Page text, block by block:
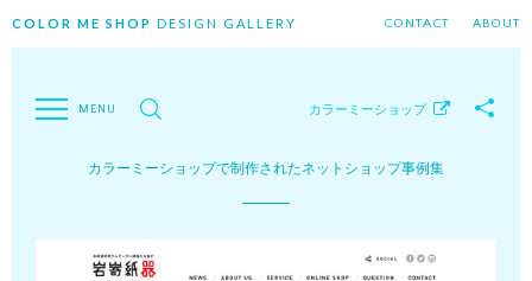
COLOR ME SHOP DESIGN GALLERY CONTACT ABOUT
カラーミーショップで制作されたネットショップ事例集
カラーミーショップ